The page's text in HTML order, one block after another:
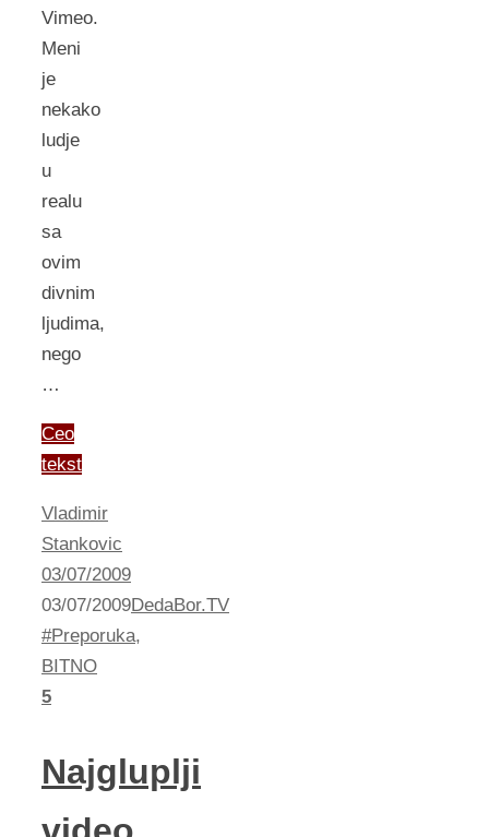
Vimeo.
Meni
je
nekako
ludje
u
realu
sa
ovim
divnim
ljudima,
nego
…
Ceo
tekst
Vladimir
Stankovic
03/07/2009
03/07/2009DedaBor.TV
#Preporuka,
BITNO
5
Najgluplji